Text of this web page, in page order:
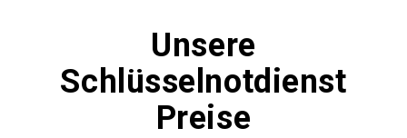
Unsere
Schlüsselnotdienst
Preise